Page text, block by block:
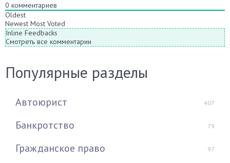
0 комментариев
Oldest
Newest Most Voted
Inline Feedbacks
Смотреть все комментарии
Популярные разделы
Автоюрист 407
Банкротство 79
Гражданское право 97